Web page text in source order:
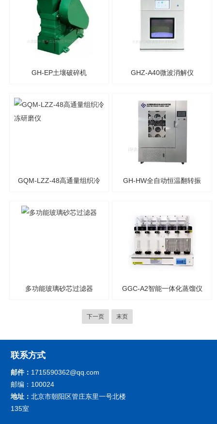
GH-EP土壤破碎机 GHZ-A40微波消解仪
GQM-LZZ-48高通量组织冷 GH-HW全自动恒温翻转振
多功能玻璃砂芯过滤器 GGC-A2智能一体化蒸馏仪
下一页 末页
联系方式
邮件： 1715590362@qq.com
邮编：100024
地址：北京市朝阳区管庄东里一号北楼
135室